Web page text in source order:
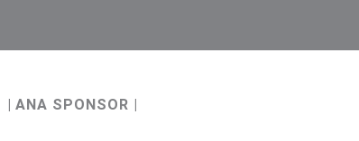
| ANA SPONSOR |